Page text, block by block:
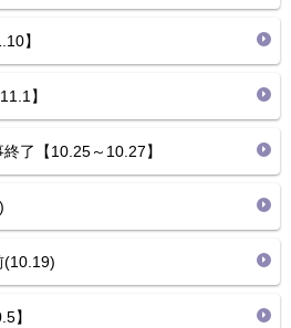
】
】
了【10.25～10.27】
】